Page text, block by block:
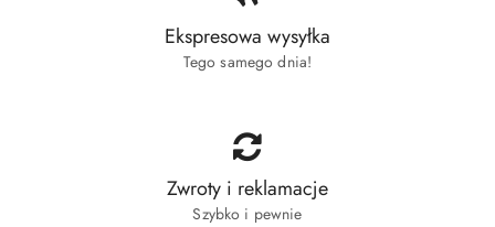
Ekspresowa wysyłka
Tego samego dnia!
Zwroty i reklamacje
Szybko i pewnie